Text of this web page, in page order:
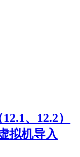
、12.2）
拟机导入